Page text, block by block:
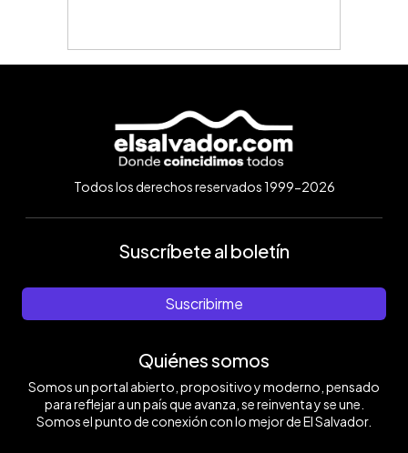
Todos los derechos reservados 1999-2026
Suscríbete al boletín
Suscribirme
Quiénes somos
Somos un portal abierto, propositivo y moderno, pensado
para reflejar a un país que avanza, se reinventa y se une.
Somos el punto de conexión con lo mejor de El Salvador.